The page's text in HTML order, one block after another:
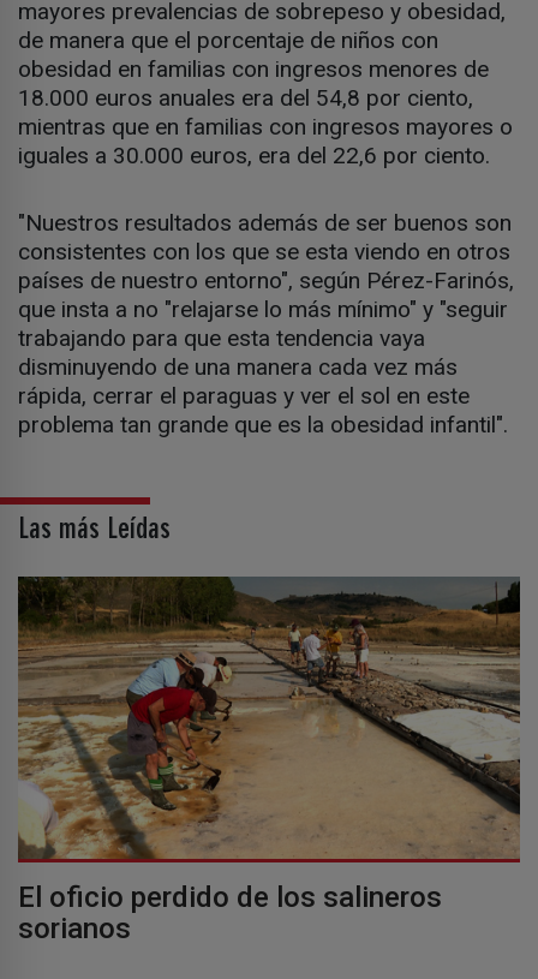
mayores prevalencias de sobrepeso y obesidad,
de manera que el porcentaje de niños con
obesidad en familias con ingresos menores de
18.000 euros anuales era del 54,8 por ciento,
mientras que en familias con ingresos mayores o
iguales a 30.000 euros, era del 22,6 por ciento.
"Nuestros resultados además de ser buenos son
consistentes con los que se esta viendo en otros
países de nuestro entorno", según Pérez-Farinós,
que insta a no "relajarse lo más mínimo" y "seguir
trabajando para que esta tendencia vaya
disminuyendo de una manera cada vez más
rápida, cerrar el paraguas y ver el sol en este
problema tan grande que es la obesidad infantil".
Las más Leídas
El oficio perdido de los salineros
sorianos